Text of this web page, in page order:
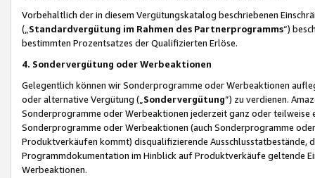
Vorbehaltlich der in diesem Vergütungskatalog beschriebenen
(„ Standardvergütung im Rahmen des Partnerprogramms“)
bestimmten Prozentsatzes der Qualifizierten Erlöse.
4. Sondervergütung oder Werbeaktionen
Gelegentlich können wir Sonderprogramme oder Werbeaktionen
oder alternative Vergütung („ Sondervergütung”) zu verdienen.
Sonderprogramme oder Werbeaktionen jederzeit ganz oder
Sonderprogramme oder Werbeaktionen (auch Sonderprogramme
Produktverkäufen kommt) disqualifizierende Ausschlusstatbestände,
Programmdokumentation im Hinblick auf Produktverkäufe geltende
Werbeaktionen.